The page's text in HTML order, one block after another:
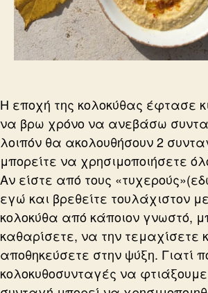
Η εποχή της κολοκύθας έφτασε
να βρω χρόνο να ανεβάσω
λοιπόν θα ακολουθήσουν 2
μπορείτε να χρησιμοποιήσετε
Αν είστε από τους
εγώ και βρεθείτε τουλάχιστον
κολοκύθα από κάποιον γνωστό,
καθαρίσετε, να την τεμαχίσετε
αποθηκεύσετε στην ψύξη. Γιατί
κολοκυθοσυνταγές να